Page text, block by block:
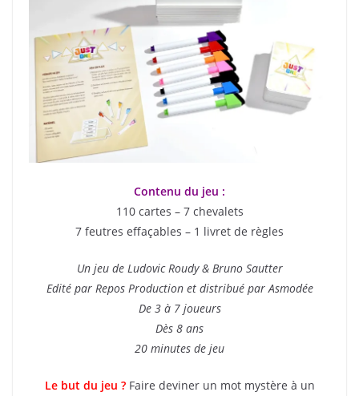
Contenu du jeu :
110 cartes – 7 chevalets
7 feutres effaçables – 1 livret de règles
Un jeu de Ludovic Roudy & Bruno Sautter
Edité par Repos Production et distribué par Asmodée
De 3 à 7 joueurs
Dès 8 ans
20 minutes de jeu
Le but du jeu ? Faire deviner un mot mystère à un